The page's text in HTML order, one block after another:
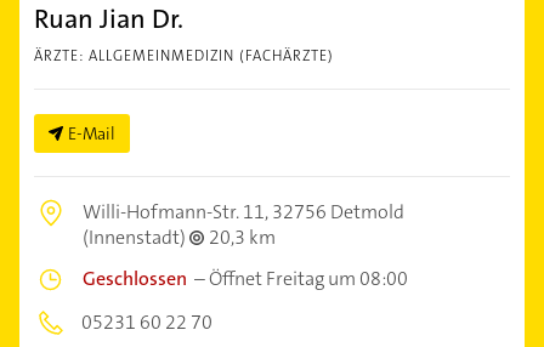
Ruan Jian Dr.
ÄRZTE: ALLGEMEINMEDIZIN (FACHÄRZTE)
E-Mail
Willi-Hofmann-Str. 11,32756 Detmold
(Innenstadt)
20,3 km
Geschlossen –Öffnet Freitag um 08:00
05231 60 22 70